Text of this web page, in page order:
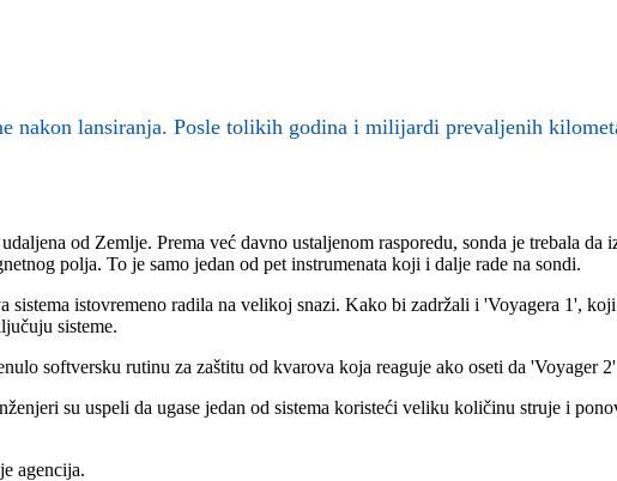
nakon lansiranja. Posle tolikih godina i milijardi prevaljenih
od Zemlje. Prema već davno ustaljenom rasporedu, sonda je trebala da
polja. To je samo jedan od pet instrumenata koji i dalje rade na sondi.
istovremeno radila na velikoj snazi. Kako bi zadržali i 'Voyagera 1',
sisteme.
softversku rutinu za zaštitu od kvarova koja reaguje ako oseti da 'Voyager
su uspeli da ugase jedan od sistema koristeći veliku količinu struje i
agencija.